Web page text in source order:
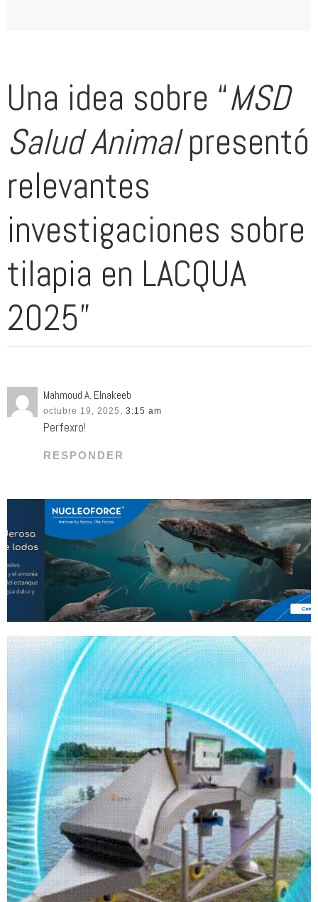
Una idea sobre “MSD
Salud Animalpresentó
relevantes
investigaciones sobre
tilapia en LACQUA
2025”
Mahmoud A. Elnakeeb
octubre 19, 2025, 3:15 am
Perfexro!
RESPONDER